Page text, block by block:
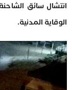
انتشال سائق
الوقاية المدنية.